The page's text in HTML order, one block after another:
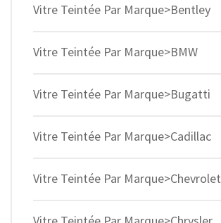
Vitre Teintée Par Marque>Bentley
Vitre Teintée Par Marque>BMW
Vitre Teintée Par Marque>Bugatti
Vitre Teintée Par Marque>Cadillac
Vitre Teintée Par Marque>Chevrolet